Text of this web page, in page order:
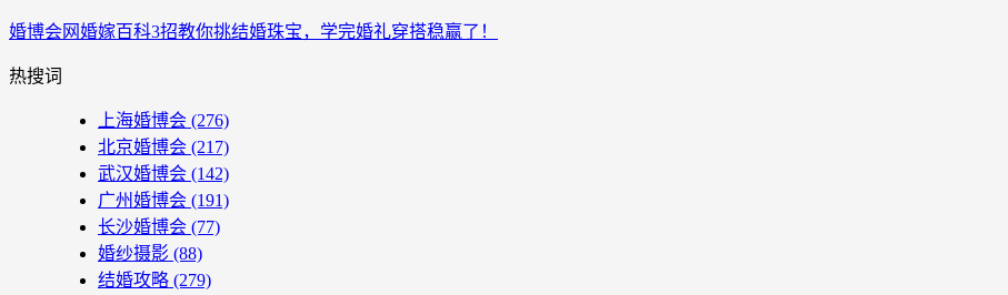
婚博会网婚嫁百科3招教你挑结婚珠宝，学完婚礼穿搭稳赢了！
热搜词
上海婚博会 (276)
北京婚博会 (217)
武汉婚博会 (142)
广州婚博会 (191)
长沙婚博会 (77)
婚纱摄影 (88)
结婚攻略 (279)